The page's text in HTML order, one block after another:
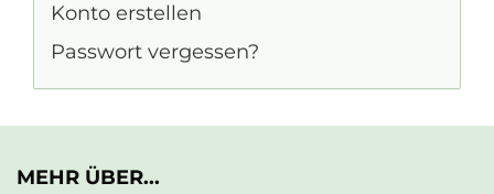
Konto erstellen
Passwort vergessen?
MEHR ÜBER...